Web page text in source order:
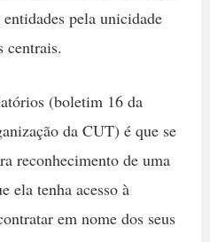
pela unicidade
centrais.
(boletim 16 da
da CUT) é que se
reconhecimento de uma
ela tenha acesso à
em nome dos seus